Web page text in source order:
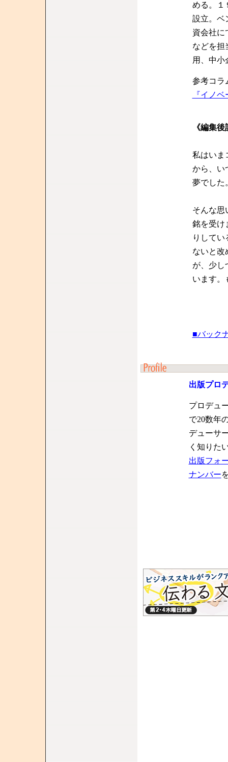
める。１
設立。ベ
資会社に
などを担
用、中小
参考コラ
『イノ
《編集後
私はいま
から、い
夢でした
そんな思
銘を受け
りして
ないと改
が、少し
います。
■バック
出版プロ
プロデュ
で20数年
デューサ
く知りた
出版フォ
ナンバー